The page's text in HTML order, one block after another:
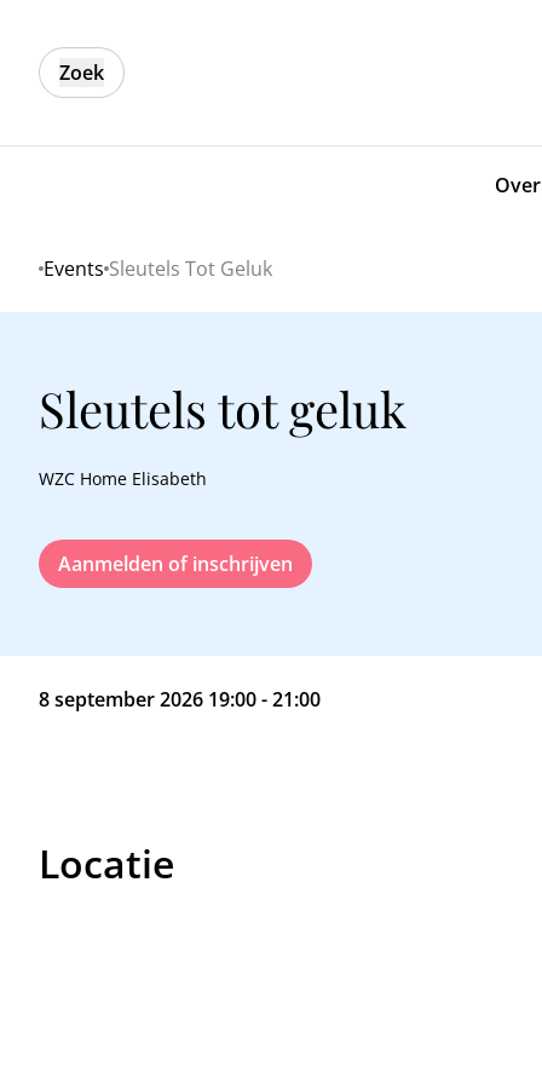
Zoek
Home
Events Sleutels Tot Geluk
Sleutels tot geluk
WZC Home Elisabeth
Aanmelden of inschrijven
8 september 2026 19:00 - 21:00
Locatie